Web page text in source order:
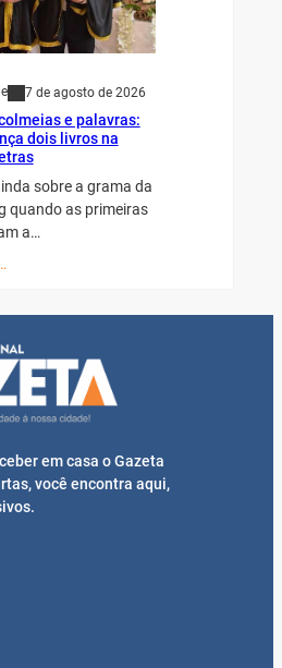
7 de agosto de 2026
e palavras:
dois livros na
sobre a grama da
quando as primeiras
a…
em casa o Gazeta
você encontra aqui,